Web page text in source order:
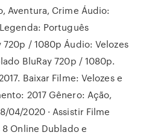
Aventura, Crime Áudio:
Português
720p / 1080p Áudio: Velozes
BluRay 720p / 1080p.
Baixar Filme: Velozes e
2017 Gênero: Ação,
04/2020 · Assistir Filme
8 Online Dublado e